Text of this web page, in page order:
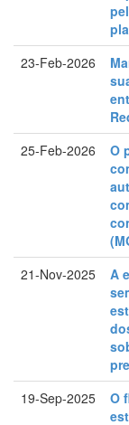
23-Feb-2026
25-Feb-2026
O
21-Nov-2025
A
19-Sep-2025
O